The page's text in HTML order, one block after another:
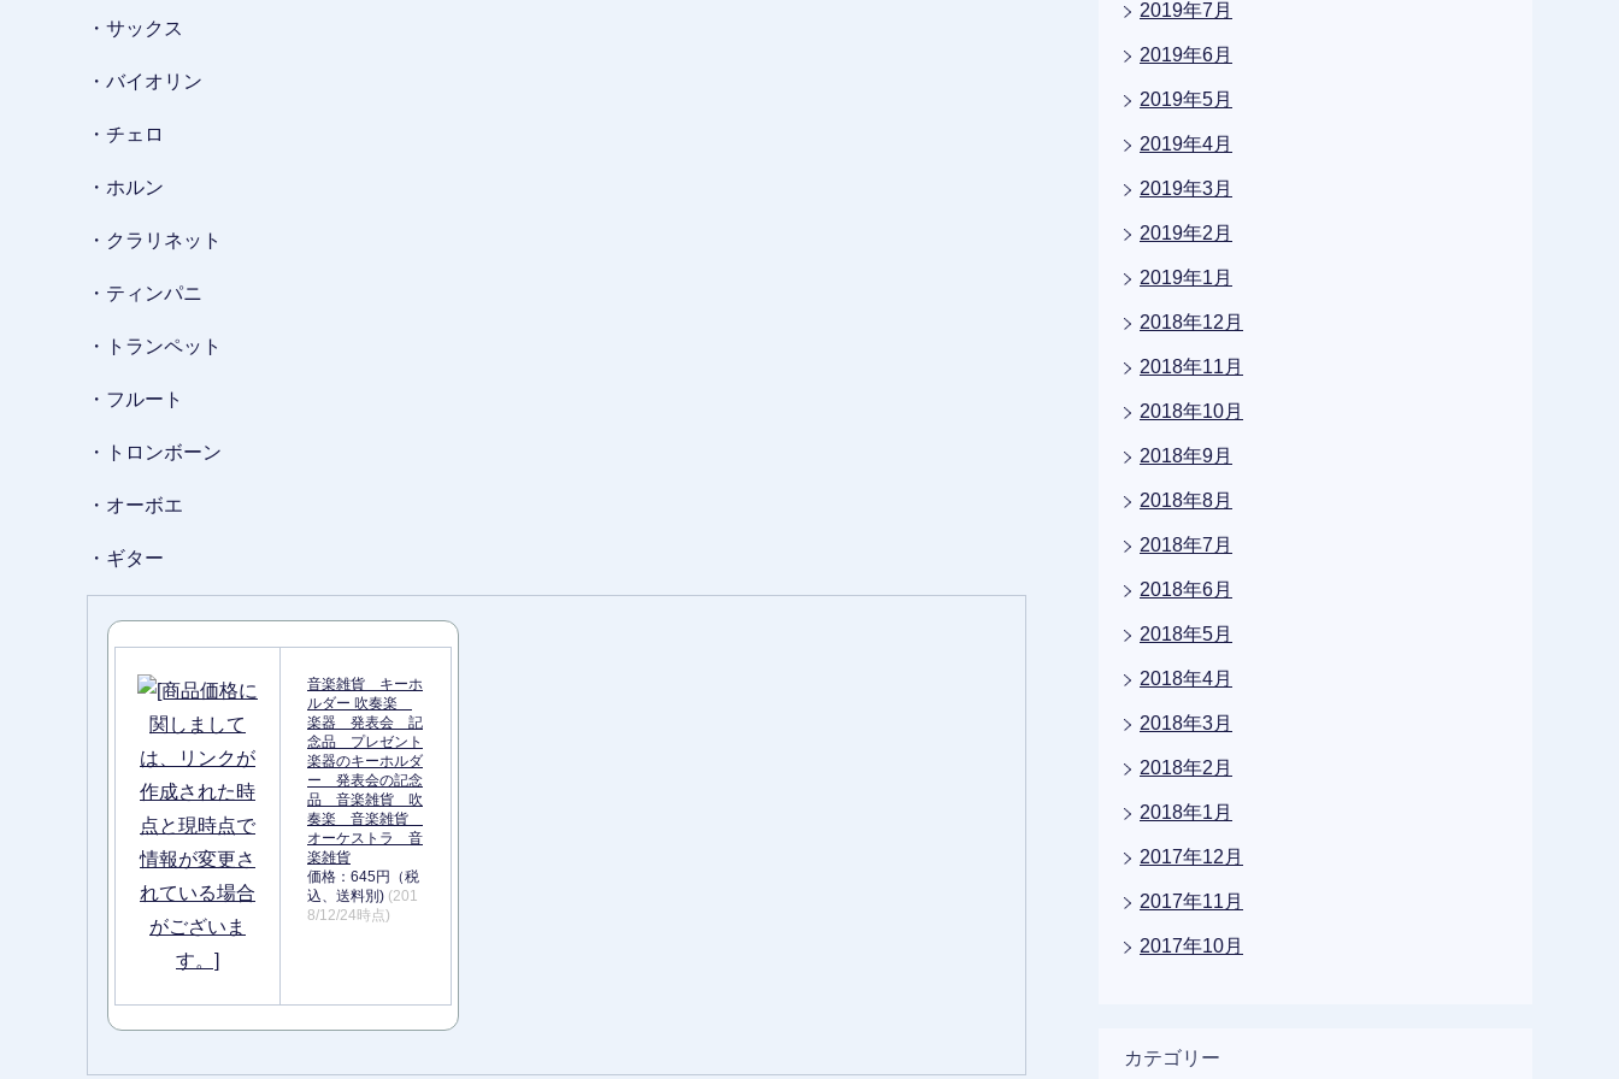
・サックス
・バイオリン
・チェロ
・ホルン
・クラリネット
・ティンパニ
・トランペット
・フルート
・トロンボーン
・オーボエ
・ギター
音楽雑貨 キーホ
ルダー 吹奏楽
楽器 発表会 記
念品 プレゼント
楽器のキーホルダ
ー 発表会の記念
品 音楽雑貨 吹
奏楽 音楽雑貨
オーケストラ 音
楽雑貨
価格：645円（税
込、送料別) (201
8/12/24時点)
2019年7月
2019年6月
2019年5月
2019年4月
2019年3月
2019年2月
2019年1月
2018年12月
2018年11月
2018年10月
2018年9月
2018年8月
2018年7月
2018年6月
2018年5月
2018年4月
2018年3月
2018年2月
2018年1月
2017年12月
2017年11月
2017年10月
カテゴリー